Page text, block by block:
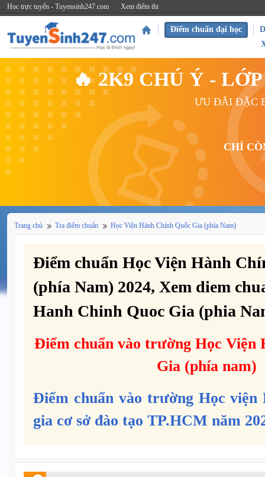
Học trực tuyến - Tuyensinh247.com Xem điểm thi
Điểm chuẩn đại học
🔥 2K9 CHÚ Ý -
ƯU ĐÃI ĐẶC
CHỈ
Trang chủ Tra điểm chuẩn Học Viện Hành Chính Quốc Gia (phía Nam)
Điểm chuẩn Học Viện Hành
(phía Nam) 2024, Xem diem
Hanh Chinh Quoc Gia (phia
Điểm chuẩn vào trường Học Viện
Gia (phía nam)
Điểm chuẩn vào trường Học viện
gia cơ sở đào tạo TP.HCM năm